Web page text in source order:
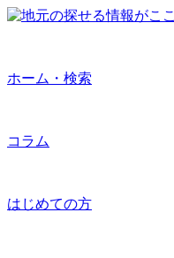
ホーム・検索
コラム
はじめての方